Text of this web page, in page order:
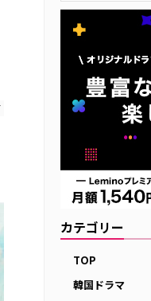
カテゴリー
TOP
韓国ドラマ